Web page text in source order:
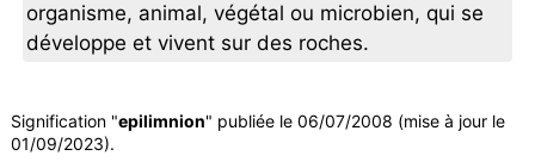
organisme, animal, végétal ou microbien, qui se
développe et vivent sur des roches.
Signification "epilimnion" publiée le 06/07/2008 (mise à jour le
01/09/2023).